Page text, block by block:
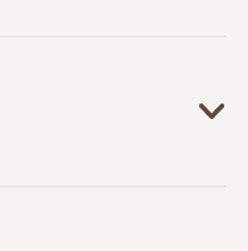
Клітка повинна
см, з
клітку в